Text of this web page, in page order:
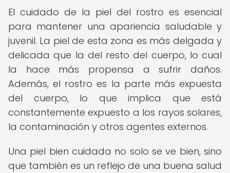
El cuidado de la piel del rostro es esencial
para mantener una apariencia saludable y
juvenil. La piel de esta zona es más delgada y
delicada que la del resto del cuerpo, lo cual
la hace más propensa a sufrir daños.
Además, el rostro es la parte más expuesta
del cuerpo, lo que implica que está
constantemente expuesto a los rayos solares,
la contaminación y otros agentes externos.
Una piel bien cuidada no solo se ve bien, sino
que también es un reflejo de una buena salud